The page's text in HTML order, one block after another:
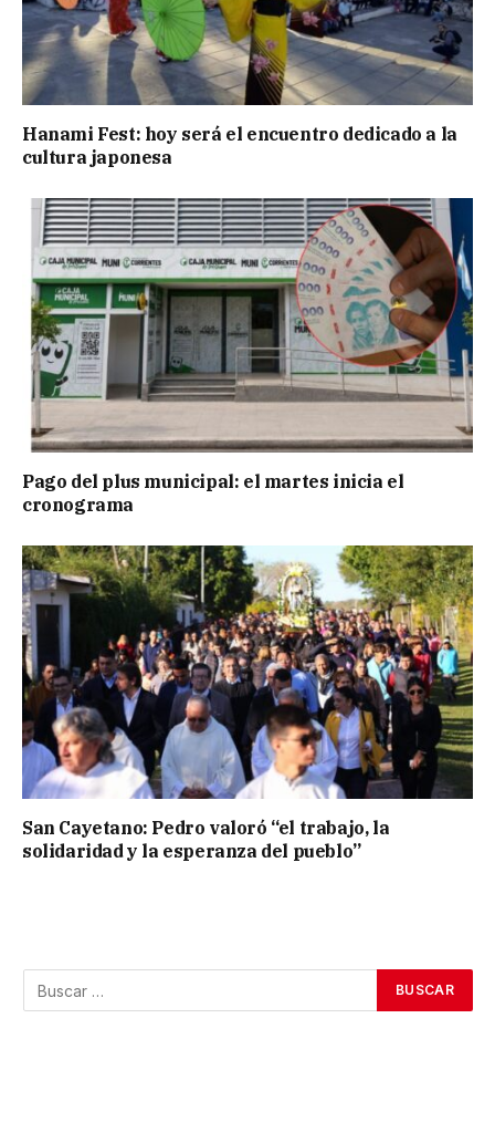
Hanami Fest: hoy será el encuentro dedicado a la
cultura japonesa
Pago del plus municipal: el martes inicia el
cronograma
San Cayetano: Pedro valoró “el trabajo, la
solidaridad y la esperanza del pueblo”